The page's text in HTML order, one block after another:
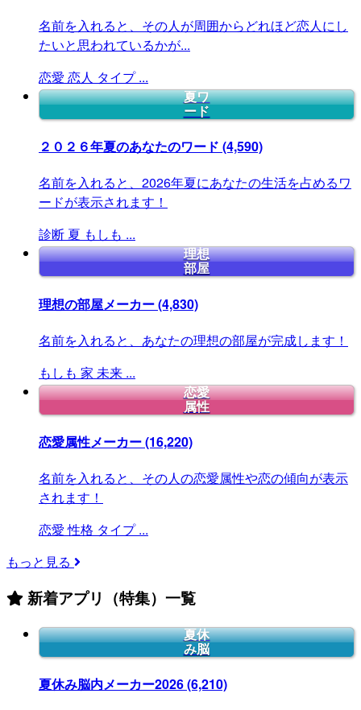
名前を入れると、その人が周囲からどれほど恋人にし
たいと思われているかが...
恋愛 恋人 タイプ ...
夏ワ
ード
２０２６年夏のあなたのワード (4,590)
名前を入れると、2026年夏にあなたの生活を占めるワ
ードが表示されます！
診断 夏 もしも ...
理想
部屋
理想の部屋メーカー(4,830)
名前を入れると、あなたの理想の部屋が完成します！
もしも 家 未来 ...
恋愛
属性
恋愛属性メーカー(16,220)
名前を入れると、その人の恋愛属性や恋の傾向が表示
されます！
恋愛 性格 タイプ ...
もっと見る
新着アプリ（特集）一覧
夏休
み脳
夏休み脳内メーカー2026(6,210)